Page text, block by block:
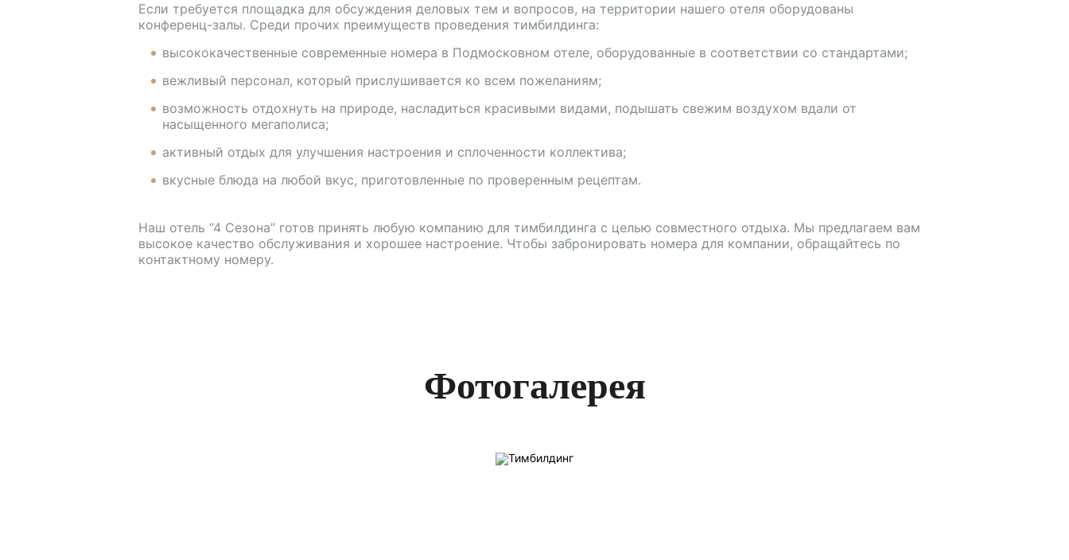
Если требуется площадка для обсуждения деловых тем и вопросов, на территории нашего отеля оборудованы
конференц-залы. Среди прочих преимуществ проведения тимбилдинга:
высококачественные современные номера в Подмосковном отеле, оборудованные в соответствии со стандартами;
вежливый персонал, который прислушивается ко всем пожеланиям;
возможность отдохнуть на природе, насладиться красивыми видами, подышать свежим воздухом вдали от
насыщенного мегаполиса;
активный отдых для улучшения настроения и сплоченности коллектива;
вкусные блюда на любой вкус, приготовленные по проверенным рецептам.
Наш отель “4 Сезона” готов принять любую компанию для тимбилдинга с целью совместного отдыха. Мы предлагаем вам
высокое качество обслуживания и хорошее настроение. Чтобы забронировать номера для компании, обращайтесь по
контактному номеру.
Фотогалерея